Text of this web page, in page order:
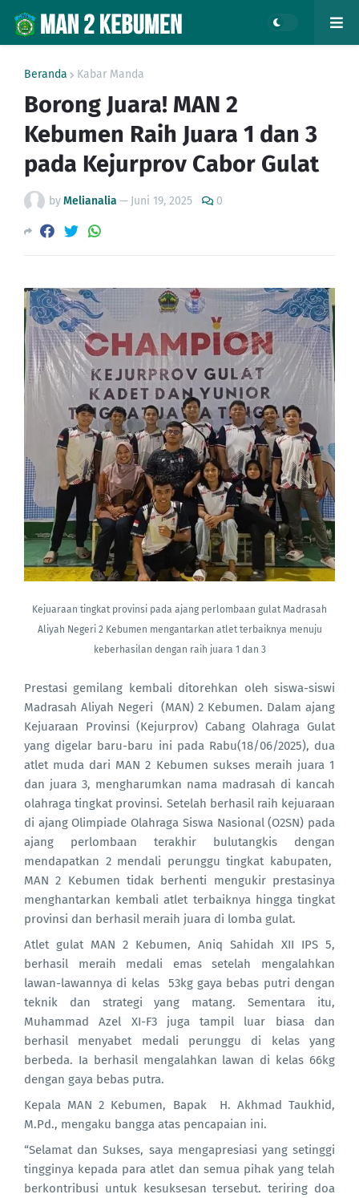
Beranda Kabar Manda
Borong Juara! MAN 2
Kebumen Raih Juara 1 dan 3
pada Kejurprov Cabor Gulat
byMelianalia — Juni 19, 2025 0
Kejuaraan tingkat provinsi pada ajang perlombaan gulat Madrasah
Aliyah Negeri 2 Kebumen mengantarkan atlet terbaiknya menuju
keberhasilan dengan raih juara 1 dan 3
Prestasi gemilang kembali ditorehkan oleh siswa-siswi
Madrasah Aliyah Negeri (MAN) 2 Kebumen. Dalam ajang
Kejuaraan Provinsi (Kejurprov) Cabang Olahraga Gulat
yang digelar baru-baru ini pada Rabu(18/06/2025), dua
atlet muda dari MAN 2 Kebumen sukses meraih juara 1
dan juara 3, mengharumkan nama madrasah di kancah
olahraga tingkat provinsi. Setelah berhasil raih kejuaraan
di ajang Olimpiade Olahraga Siswa Nasional (O2SN) pada
ajang perlombaan terakhir bulutangkis dengan
mendapatkan 2 mendali perunggu tingkat kabupaten,
MAN 2 Kebumen tidak berhenti mengukir prestasinya
menghantarkan kembali atlet terbaiknya hingga tingkat
provinsi dan berhasil meraih juara di lomba gulat.
Atlet gulat MAN 2 Kebumen, Aniq Sahidah XII IPS 5,
berhasil meraih medali emas setelah mengalahkan
lawan-lawannya di kelas 53kg gaya bebas putri dengan
teknik dan strategi yang matang. Sementara itu,
Muhammad Azel XI-F3 juga tampil luar biasa dan
berhasil menyabet medali perunggu di kelas yang
berbeda. Ia berhasil mengalahkan lawan di kelas 66kg
dengan gaya bebas putra.
Kepala MAN 2 Kebumen, Bapak H. Akhmad Taukhid,
M.Pd., mengaku bangga atas pencapaian ini.
“Selamat dan Sukses, saya mengapresiasi yang setinggi
tingginya kepada para atlet dan semua pihak yang telah
berkontribusi untuk kesuksesan tersebut. teriring doa